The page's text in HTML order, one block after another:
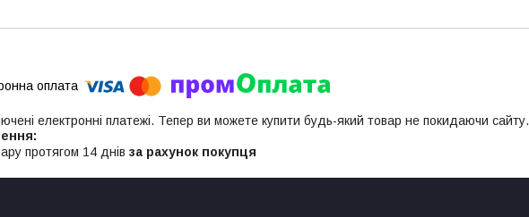
електронні платежі. Тепер ви можете купити будь-який товар не покидаючи сайту.
протягом 14 днів за рахунок покупця